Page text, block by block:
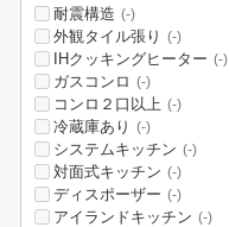
耐震構造 (-)
外観タイル張り (-)
IHクッキングヒーター (-)
ガスコンロ (-)
コンロ２口以上 (-)
冷蔵庫あり (-)
システムキッチン (-)
対面式キッチン (-)
ディスポーザー (-)
アイランドキッチン (-)